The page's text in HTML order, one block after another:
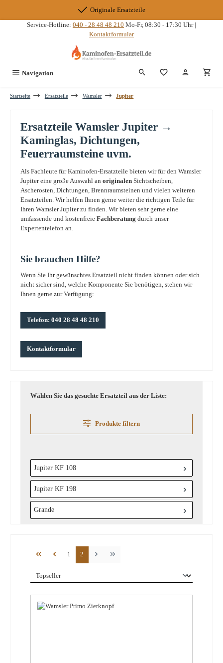
Originale Ersatzteile
Service-Hotline: 040 - 28 48 48 210 Mo-Fr, 08:30 - 17:30 Uhr |
Kontaktformular
Navigation Du hast 0
Startseite Ersatzteile Wamsler Jupiter
Ersatzteile Wamsler Jupiter →
Kaminglas, Dichtungen,
Feuerraumsteine uvm.
Als Fachleute für Kaminofen-Ersatzteile bieten wir für den Wamsler
Jupiter eine große Auswahl an originalen Sichtscheiben,
Ascherosten, Dichtungen, Brennraumsteinen und vielen weiteren
Ersatzteilen. Wir helfen Ihnen gerne weiter die richtigen Teile für
Ihren Wamsler Jupiter zu finden. Wir bieten sehr gerne eine
umfassende und kostenfreie Fachberatung durch unser
Expertentelefon an.
Sie brauchen Hilfe?
Wenn Sie Ihr gewünschtes Ersatzteil nicht finden können oder sich
nicht sicher sind, welche Komponente Sie benötigen, stehen wir
Ihnen gerne zur Verfügung:
Telefon: 040 28 48 48 210
Kontaktformular
Wählen Sie das gesuchte Ersatzteil aus der Liste:
Produkte filtern
Jupiter KF 108
Jupiter KF 198
Grande
Seite
1 Seite
2